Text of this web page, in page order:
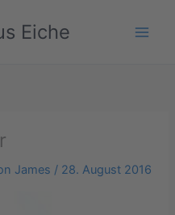
Eiche
James / 28. August 2016